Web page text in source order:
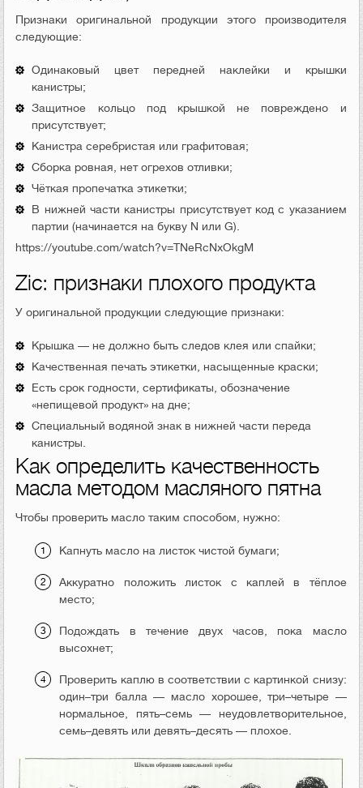
Признаки оригинальной продукции этого производителя
следующие:
Одинаковый цвет передней наклейки и крышки
канистры;
Защитное кольцо под крышкой не повреждено и
присутствует;
Канистра серебристая или графитовая;
Сборка ровная, нет огрехов отливки;
Чёткая пропечатка этикетки;
В нижней части канистры присутствует код с указанием
партии (начинается на букву N или G).
https://youtube.com/watch?v=TNeRcNxOkgM
Zic: признаки плохого продукта
У оригинальной продукции следующие признаки:
Крышка — не должно быть следов клея или спайки;
Качественная печать этикетки, насыщенные краски;
Есть срок годности, сертификаты, обозначение
«непищевой продукт» на дне;
Специальный водяной знак в нижней части переда
канистры.
Как определить качественность
масла методом масляного пятна
Чтобы проверить масло таким способом, нужно:
Капнуть масло на листок чистой бумаги;
Аккуратно положить листок с каплей в тёплое
место;
Подождать в течение двух часов, пока масло
высохнет;
Проверить каплю в соответствии с картинкой снизу:
один–три балла — масло хорошее, три–четыре —
нормальное, пять–семь — неудовлетворительное,
семь–девять или девять–десять — плохое.